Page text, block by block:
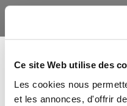
Ce site Web utilise des
Les cookies nous
et les annonces, d'offrir